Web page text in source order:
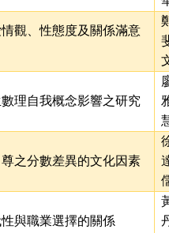
觀、性態度及關係滿意
理自我概念影響之研究
之分數差異的文化因素
與職業選擇的關係